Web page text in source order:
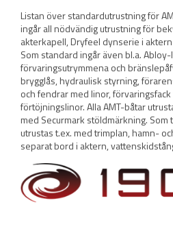
Listan över standardutrustning för
ingår all nödvändig utrustning för
akterkapell, Dryfeel dynserie i aktern
Som standard ingår även bl.a.
förvaringsutrymmena och
brygglås, hydraulisk styrning,
och fendrar med linor,
förtöjningslinor. Alla AMT-båtar
med Securmark stöldmärkning.
utrustas t.ex. med trimplan, hamn-
separat bord i aktern,